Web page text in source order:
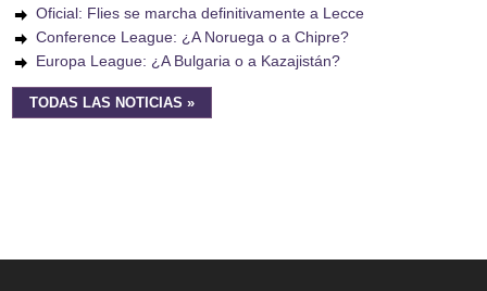
Oficial: Flies se marcha definitivamente a Lecce
Conference League: ¿A Noruega o a Chipre?
Europa League: ¿A Bulgaria o a Kazajistán?
TODAS LAS NOTICIAS »